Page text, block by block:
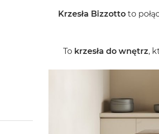
Krzesła Bizzottoto
To krzesła do wnętrz,